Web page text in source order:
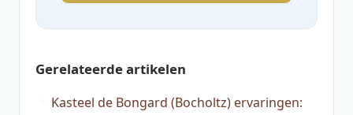
Gerelateerde artikelen
Kasteel de Bongard (Bocholtz) ervaringen: